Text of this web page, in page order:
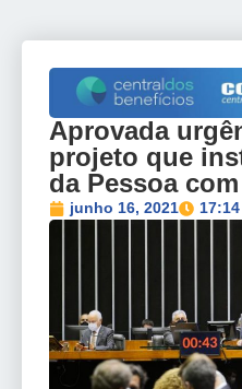
Aprovada
projeto que
da Pessoa
junho 16, 2021 17:14